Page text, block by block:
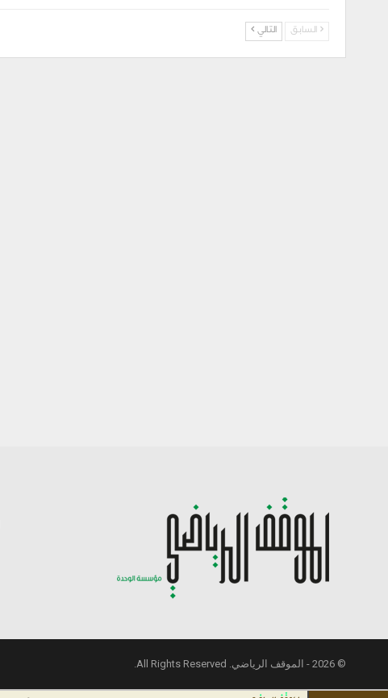
السابق التالي
© 2026 - الموقف الرياضي. All Rights Reserved.